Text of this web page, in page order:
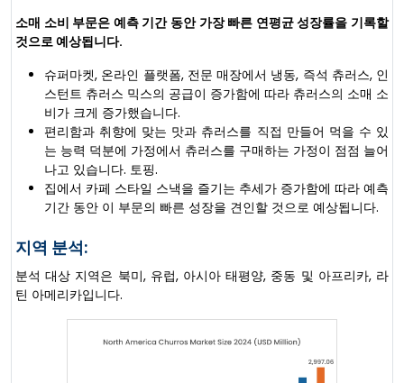
소매 소비 부문은 예측 기간 동안 가장 빠른 연평균 성장률을 기록할
것으로 예상됩니다.
슈퍼마켓, 온라인 플랫폼, 전문 매장에서 냉동, 즉석 츄러스, 인
스턴트 츄러스 믹스의 공급이 증가함에 따라 츄러스의 소매 소
비가 크게 증가했습니다.
편리함과 취향에 맞는 맛과 츄러스를 직접 만들어 먹을 수 있
는 능력 덕분에 가정에서 츄러스를 구매하는 가정이 점점 늘어
나고 있습니다. 토핑.
집에서 카페 스타일 스낵을 즐기는 추세가 증가함에 따라 예측
기간 동안 이 부문의 빠른 성장을 견인할 것으로 예상됩니다.
지역 분석:
분석 대상 지역은 북미, 유럽, 아시아 태평양, 중동 및 아프리카, 라
틴 아메리카입니다.